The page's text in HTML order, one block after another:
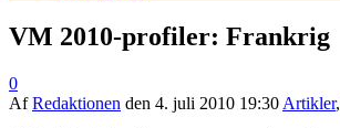
VM 2010-profiler: Frankrig
0
AfRedaktionen den 4. juli 2010 19:30 Artikler,